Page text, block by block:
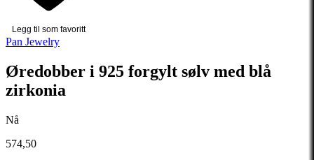
Legg til som favoritt
Pan Jewelry
Øredobber i 925 forgylt sølv med blå
zirkonia
Nå
574,50